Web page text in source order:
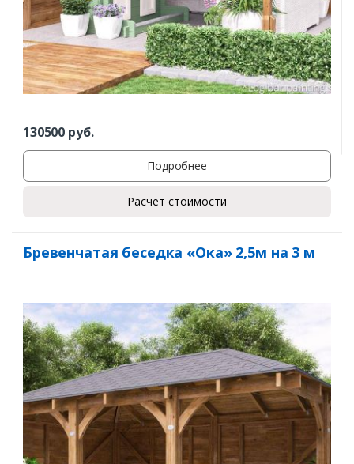
130500 руб.
Подробнее
Расчет стоимости
Бревенчатая беседка «Ока» 2,5м на 3 м